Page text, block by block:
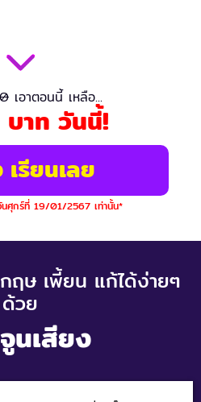
เอาตอนนี้ เหลือ...
าท วันนี้!
รียนเลย
นศุกร์ที่ 19/01/2567 เท่านั้น*
ฤษ เพี้ยน แก้ได้ง่ายๆ
ด้วย
นเสียง